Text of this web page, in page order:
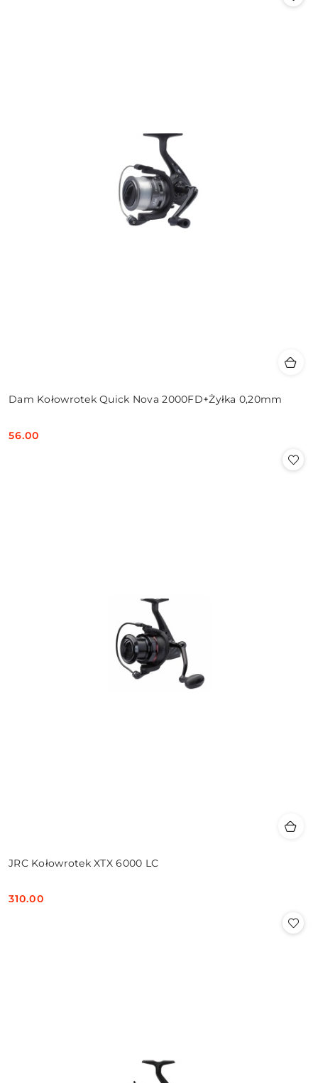
Dam Kołowrotek Quick Nova 2000FD+Żyłka 0,20mm
Cena:
56.00
JRC Kołowrotek XTX 6000 LC
Cena:
310.00